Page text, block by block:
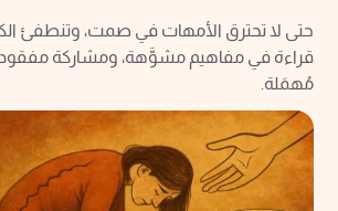
حتى لا تحترق الأمهات في صمت، وتنطفئ
قراءة في مفاهيم مشوَّهة، ومشاركة
مُهمَلة.